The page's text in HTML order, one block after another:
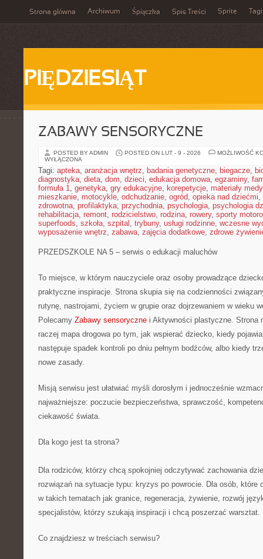
Strona główna Archiwum Śpiączka Spis Treści Sprite Tagi
PIĘDZIESIĄT
ZABAWY SENSORYCZNE
POSTED BY ADMIN POSTED ON LUT - 9 - 2026
MOŻLIWOŚĆ
WYŁĄCZONA
Tagi: apteka, aranżacja wnętrz, badania genetyczne, biegacze,
diagnostyka, dieta, dom, dzieci, edukacja domowa, egzaminy,
formuła 1, genetyka, gry edukacyjne, korepetycje, materiały
mieszkanie, motocykle, odchudzanie, ogród, opieka nad dziećmi,
zdrowotna, profilaktyka, przychodnia, psychologia, psychologia
rehabilitacja, remont, rodzicielstwo, rodzina, rowery, sporty
superfoods, szkoła, szpital , trybuny, usługi rodzinne, wczesne
wyposażenie wnętrz, zabawa, zajęcia dodatkowe, zdrowe
PRZEDSZKOLE NA 5 – serwis o edukacji maluchów
To miejsce, w którym nauczyciele oraz osoby prowadzące
praktyczne inspiracje. Strona skupia się na codzienności
rutynę, nastrojami, życiem w grupie oraz dojrzewaniem w wieku
Polecamy Zabawy sensoryczne i Aktywności plastyczne. Strona
raczej mapa drogowa po tym, jak wspierać dziecko, kiedy
następuje spadek kontroli po dniu pełnym bodźców, albo kiedy
nowe zasady.
Misją serwisu jest ułatwiać myśli dorosłym i jednocześnie
najważniejsze: poczucie bezpieczeństwa, sprawczość,
ciekawość świata.
Dla kogo jest ta strona?
Dla rodziców, którzy chcą spokojniej odczytywać zachowania
rozwiązań na sytuacje typu: kryzys po powrocie. Dla osób, które
w takich tematach jak granice, regeneracja, żywienie, rozwój
specjalistów, którzy szukają inspiracji i chcą poszerzać warsztat.
Co znajdziesz w treściach serwisu?